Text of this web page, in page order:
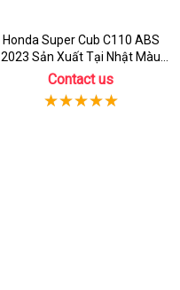
Honda Super Cub C110 ABS
2023 Sản Xuất Tại Nhật Màu
Cam
Contact us